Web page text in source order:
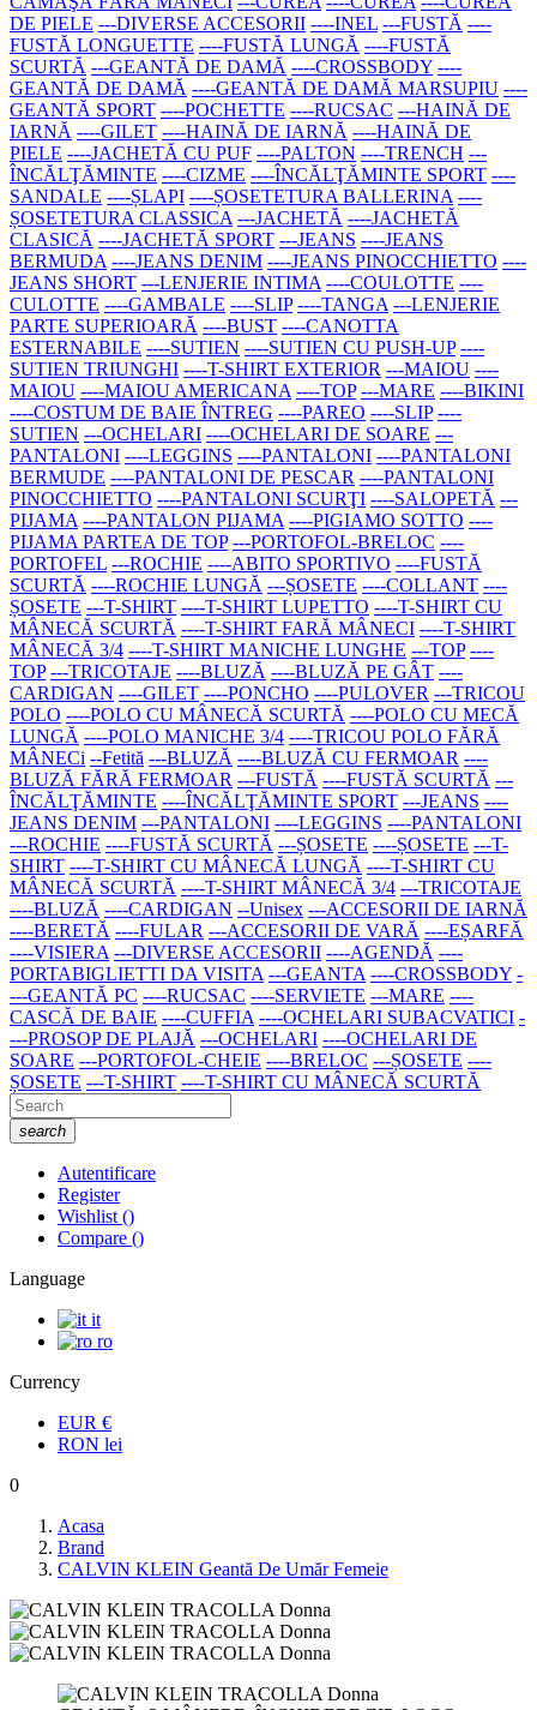
DE PIELE ---DIVERSE ACCESORII ----INEL ---FUSTĂ ----
FUSTĂ LONGUETTE ----FUSTĂ LUNGĂ ----FUSTĂ
SCURTĂ ---GEANTĂ DE DAMĂ ----CROSSBODY ----
GEANTĂ DE DAMĂ ----GEANTĂ DE DAMĂ MARSUPIU ----
GEANTĂ SPORT ----POCHETTE ----RUCSAC ---HAINĂ DE
IARNĂ ----GILET ----HAINĂ DE IARNĂ ----HAINĂ DE
PIELE ----JACHETĂ CU PUF ----PALTON ----TRENCH ---
ÎNCĂLŢĂMINTE ----CIZME ----ÎNCĂLŢĂMINTE SPORT ----
SANDALE ----ȘLAPI ----ȘOSETETURA BALLERINA ----
ȘOSETETURA CLASSICA ---JACHETĂ ----JACHETĂ
CLASICĂ ----JACHETĂ SPORT ---JEANS ----JEANS
BERMUDA ----JEANS DENIM ----JEANS PINOCCHIETTO ----
JEANS SHORT ---LENJERIE INTIMA ----COULOTTE ----
CULOTTE ----GAMBALE ----SLIP ----TANGA ---LENJERIE
PARTE SUPERIOARĂ ----BUST ----CANOTTA
ESTERNABILE ----SUTIEN ----SUTIEN CU PUSH-UP ----
SUTIEN TRIUNGHI ----T-SHIRT EXTERIOR ---MAIOU ----
MAIOU ----MAIOU AMERICANA ----TOP ---MARE ----BIKINI
----COSTUM DE BAIE ÎNTREG ----PAREO ----SLIP ----
SUTIEN ---OCHELARI ----OCHELARI DE SOARE ---
PANTALONI ----LEGGINS ----PANTALONI ----PANTALONI
BERMUDE ----PANTALONI DE PESCAR ----PANTALONI
PINOCCHIETTO ----PANTALONI SCURŢI ----SALOPETĂ ---
PIJAMA ----PANTALON PIJAMA ----PIGIAMO SOTTO ----
PIJAMA PARTEA DE TOP ---PORTOFOL-BRELOC ----
PORTOFEL ---ROCHIE ----ABITO SPORTIVO ----FUSTĂ
SCURTĂ ----ROCHIE LUNGĂ ---ȘOSETE ----COLLANT ----
ȘOSETE ---T-SHIRT ----T-SHIRT LUPETTO ----T-SHIRT CU
MÂNECĂ SCURTĂ ----T-SHIRT FARĂ MÂNECI ----T-SHIRT
MÂNECĂ 3/4 ----T-SHIRT MANICHE LUNGHE ---TOP ----
TOP ---TRICOTAJE ----BLUZĂ ----BLUZĂ PE GÂT ----
CARDIGAN ----GILET ----PONCHO ----PULOVER ---TRICOU
POLO ----POLO CU MÂNECĂ SCURTĂ ----POLO CU MECĂ
LUNGĂ ----POLO MANICHE 3/4 ----TRICOU POLO FĂRĂ
MÂNECi --Fetită ---BLUZĂ ----BLUZĂ CU FERMOAR ----
BLUZĂ FĂRĂ FERMOAR ---FUSTĂ ----FUSTĂ SCURTĂ ---
ÎNCĂLŢĂMINTE ----ÎNCĂLŢĂMINTE SPORT ---JEANS ----
JEANS DENIM ---PANTALONI ----LEGGINS ----PANTALONI
---ROCHIE ----FUSTĂ SCURTĂ ---ȘOSETE ----ȘOSETE ---T-
SHIRT ----T-SHIRT CU MÂNECĂ LUNGĂ ----T-SHIRT CU
MÂNECĂ SCURTĂ ----T-SHIRT MÂNECĂ 3/4 ---TRICOTAJE
----BLUZĂ ----CARDIGAN --Unisex ---ACCESORII DE IARNĂ
----BERETĂ ----FULAR ---ACCESORII DE VARĂ ----EȘARFĂ
----VISIERA ---DIVERSE ACCESORII ----AGENDĂ ----
PORTABIGLIETTI DA VISITA ---GEANTA ----CROSSBODY -
---GEANTĂ PC ----RUCSAC ----SERVIETE ---MARE ----
CASCĂ DE BAIE ----CUFFIA ----OCHELARI SUBACVATICI -
---PROSOP DE PLAJĂ ---OCHELARI ----OCHELARI DE
SOARE ---PORTOFOL-CHEIE ----BRELOC ---ȘOSETE ----
ȘOSETE ---T-SHIRT ----T-SHIRT CU MÂNECĂ SCURTĂ
search
Autentificare
Register
Wishlist ()
Compare ()
Language
it
ro
Currency
EUR €
RON lei
0
Acasa
Brand
CALVIN KLEIN Geantă De Umăr Femeie